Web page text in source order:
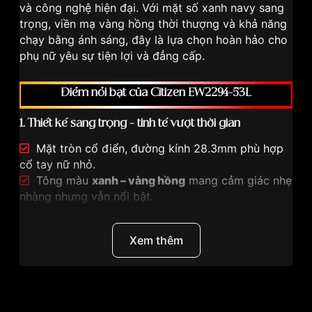
và công nghệ hiện đại. Với mặt số xanh navy sang
trọng, viền mạ vàng hồng thời thượng và khả năng
chạy bằng ánh sáng, đây là lựa chọn hoàn hảo cho
phụ nữ yêu sự tiện lợi và đẳng cấp.
Điểm nổi bật của Citizen EW2294-53L
1. Thiết kế sang trọng – tinh tế vượt thời gian
Mặt tròn cổ điển, đường kính 28.3mm phù hợp
cổ tay nữ nhỏ.
Tông màu xanh – vàng hồng mang cảm giác nhẹ
nhàng nhưng vẫn nổi bật.
Phong cách minimal hiện đại giúp mẫu này dễ phối
Xem thêm